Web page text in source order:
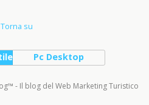
Torna su
Pc Desktop
- Il blog del Web Marketing Turistico